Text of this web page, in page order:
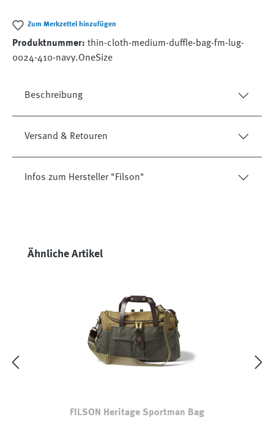
Zum Merkzettel hinzufügen
Produktnummer: thin-cloth-medium-duffle-bag-fm-lug-
0024-410-navy.OneSize
Beschreibung
Versand & Retouren
Infos zum Hersteller "Filson"
Produktgalerie überspringen
Ähnliche Artikel
FILSON Heritage Sportman Bag